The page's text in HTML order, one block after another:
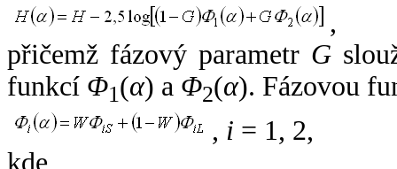
,
přičemž fázový parametr G
funkcí Φ1(α) a Φ2(α). Fázovou
, i = 1, 2,
kde